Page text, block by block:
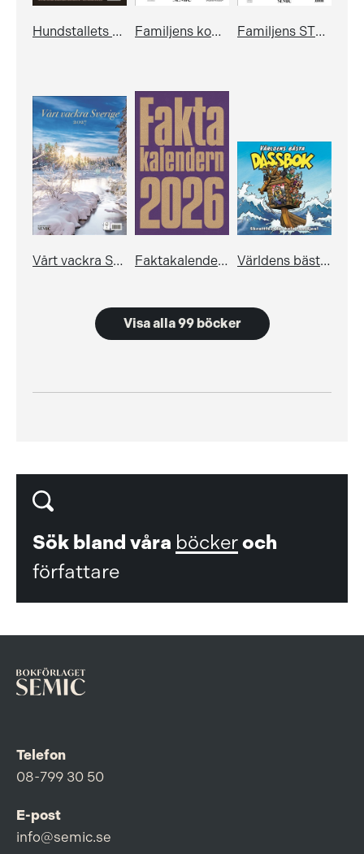
Hundstallets planeringskalender 2027 Familjens kom-ihåg-kalender 2027 Familjens STORA kom-ihåg-kalender 2027
Vårt vackra Sverige: Almanacka 2027 Faktakalendern 2026 Världens bästa dassbok 2
Visa alla 99 böcker
Sök bland våra böckeroch
författare
Telefon
08-799 30 50
E-post
info@semic.se